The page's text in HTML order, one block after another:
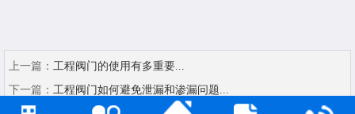
上一篇： 工程阀门的使用有多重要...
下一篇： 工程阀门如何避免泄漏和渗漏问题...